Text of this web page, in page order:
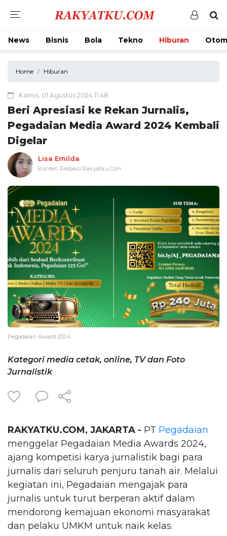
News Bisnis Bola Tekno Hiburan
Home Hiburan
Kamis, 01 Agustus 2024 11:48
Beri Apresiasi ke Rekan Jurnalis,
Pegadaian Media Award 2024 Kembali
Digelar
Lisa Emilda
Konten Redaksi Rakyatku.Com
Pegadaian Award 2024
Kategori media cetak, online, TV dan Foto
Jurnalistik
RAKYATKU.COM, JAKARTA - PT Pegadaian
menggelar Pegadaian Media Awards 2024,
ajang kompetisi karya jurnalistik bagi para
jurnalis dari seluruh penjuru tanah air. Melalui
kegiatan ini, Pegadaian mengajak para
jurnalis untuk turut berperan aktif dalam
mendorong kemajuan ekonomi masyarakat
dan pelaku UMKM untuk naik kelas.